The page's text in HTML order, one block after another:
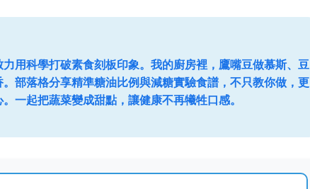
用科學打破素食刻板印象。我的廚房裡，鷹嘴豆做慕斯、豆
部落格分享精準糖油比例與減糖實驗食譜，不只教你做，更
一起把蔬菜變成甜點，讓健康不再犧牲口感。